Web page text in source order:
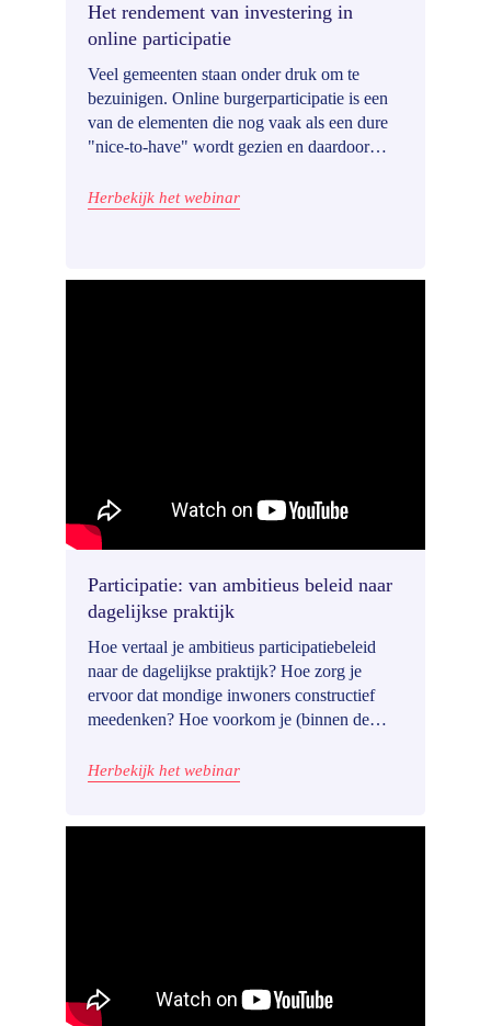
Het rendement van investering in
online participatie
Veel gemeenten staan onder druk om te
bezuinigen. Online burgerparticipatie is een
van de elementen die nog vaak als een dure
"nice-to-have" wordt gezien en daardoor
tastbare, positieve gevolgen voor je
Herbekijk het webinar
Participatie: van ambitieus beleid naar
dagelijkse praktijk
Hoe vertaal je ambitieus participatiebeleid
naar de dagelijkse praktijk? Hoe zorg je
ervoor dat mondige inwoners constructief
meedenken? Hoe voorkom je (binnen de
projecten zorgt voor vertraging terwijl de
Herbekijk het webinar